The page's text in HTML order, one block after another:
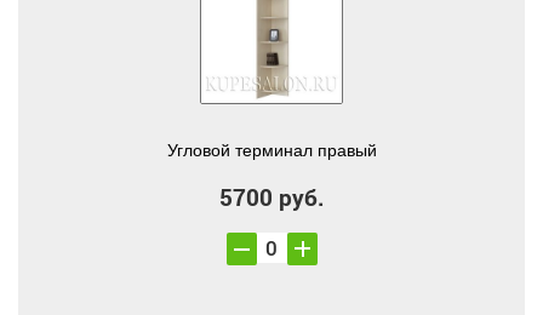
Угловой терминал правый
5700 руб.